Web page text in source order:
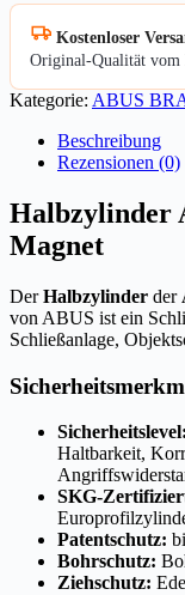
Kostenloser
Original-Qualität vom
Kategorie: ABUS
Beschreibung
Rezensionen (0)
Halbzylinder
Magnet
DerHalbzylinder der
von ABUS ist ein
Schließanlage,
Sicherheitslevel:
Haltbarkeit,
SKG-
Patentschutz:
Bohrschutz:
Ziehschutz: